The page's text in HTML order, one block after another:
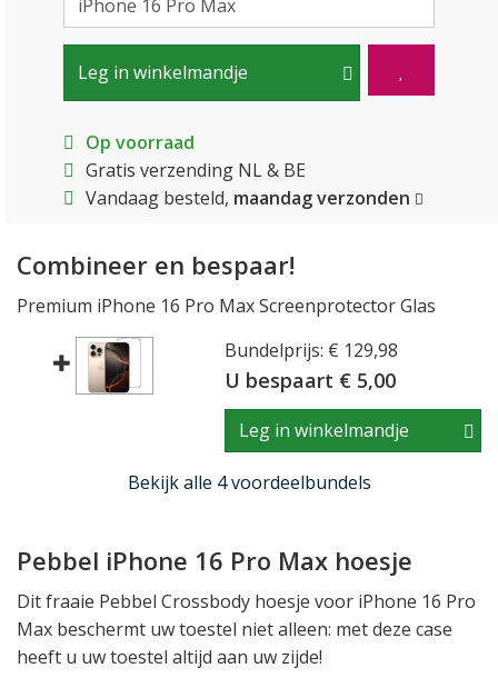
Leg in winkelmandje
Op voorraad
Gratis verzending NL & BE
Vandaag besteld, maandag verzonden
Combineer en bespaar!
Premium iPhone 16 Pro Max Screenprotector Glas
Bundelprijs: € 129,98
U bespaart € 5,00
Leg in winkelmandje
Bekijk alle 4 voordeelbundels
Pebbel iPhone 16 Pro Max hoesje
Dit fraaie Pebbel Crossbody hoesje voor iPhone 16 Pro
Max beschermt uw toestel niet alleen: met deze case
heeft u uw toestel altijd aan uw zijde!